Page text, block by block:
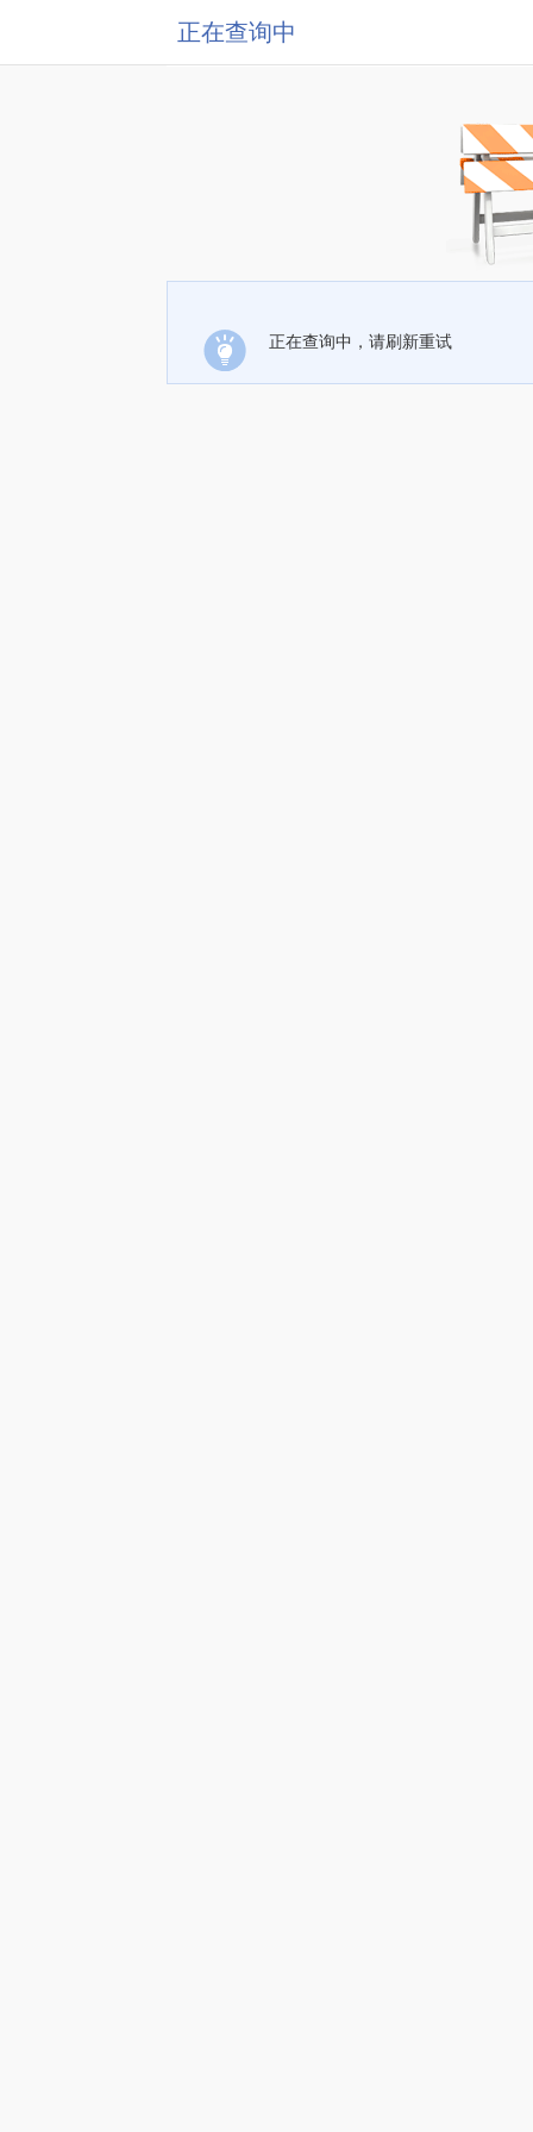
正在查询中
正在查询中，请刷新重试